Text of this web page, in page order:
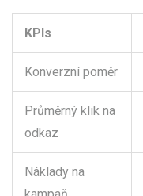
KPIs
Konverzní poměr
Průměrný klik na
odkaz
Náklady na